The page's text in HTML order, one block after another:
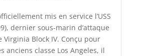
mis en service l’USS
dernier sous-marin d’attaque
Virginia Block IV. Conçu pour
anciens classe Los Angeles, il